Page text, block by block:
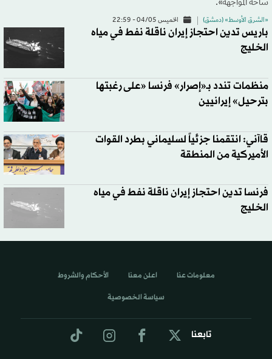
ساحة المواجهة».
«الشرق الأوسط» (دمشق) الخميس 04/05 - 22:59
باريس تدين احتجاز إيران ناقلة نفط في مياه
الخليج
منظمات تندد بـ«إصرار» فرنسا «على رغبتها
بترحيل» إيرانيين
قاآني: انتقمنا جزئياً لسليماني بطرد القوات
الأميركية من المنطقة
فرنسا تدين احتجاز إيران ناقلة نفط في مياه
الخليج
تابعنا
معلومات عنا اعلن معنا الأحكام والشروط
سياسة الخصوصية